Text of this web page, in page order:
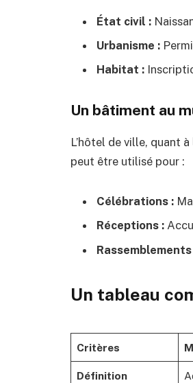
État civil :
Urbanisme :
Habitat :
Un bâtiment au
L’hôtel de ville, quant
peut être utilisé pour :
Célébrations :
Réceptions :
Rassemblements
Un tableau
Critères
Définition